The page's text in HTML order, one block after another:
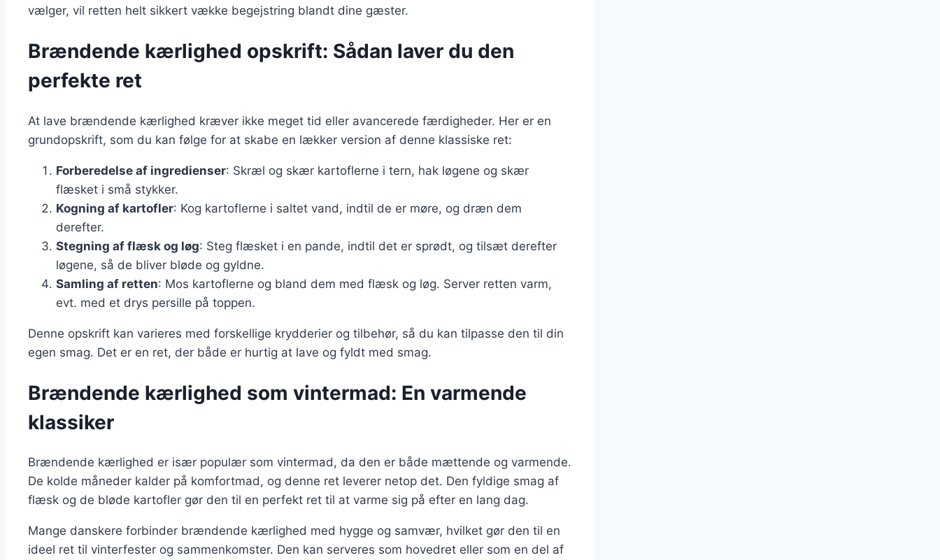
vælger, vil retten helt sikkert vække begejstring blandt dine gæster.
Brændende kærlighed opskrift: Sådan laver du den
perfekte ret
At lave brændende kærlighed kræver ikke meget tid eller avancerede færdigheder. Her er en
grundopskrift, som du kan følge for at skabe en lækker version af denne klassiske ret:
Forberedelse af ingredienser: Skræl og skær kartoflerne i tern, hak løgene og skær
flæsket i små stykker.
Kogning af kartofler: Kog kartoflerne i saltet vand, indtil de er møre, og dræn dem
derefter.
Stegning af flæsk og løg: Steg flæsket i en pande, indtil det er sprødt, og tilsæt derefter
løgene, så de bliver bløde og gyldne.
Samling af retten: Mos kartoflerne og bland dem med flæsk og løg. Server retten varm,
evt. med et drys persille på toppen.
Denne opskrift kan varieres med forskellige krydderier og tilbehør, så du kan tilpasse den til din
egen smag. Det er en ret, der både er hurtig at lave og fyldt med smag.
Brændende kærlighed som vintermad: En varmende
klassiker
Brændende kærlighed er især populær som vintermad, da den er både mættende og varmende.
De kolde måneder kalder på komfortmad, og denne ret leverer netop det. Den fyldige smag af
flæsk og de bløde kartofler gør den til en perfekt ret til at varme sig på efter en lang dag.
Mange danskere forbinder brændende kærlighed med hygge og samvær, hvilket gør den til en
ideel ret til vinterfester og sammenkomster. Den kan serveres som hovedret eller som en del af